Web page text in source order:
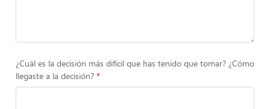
¿Cuál es la decisión más difícil que has tenido que tomar? ¿Cómo
llegaste a la decisión?